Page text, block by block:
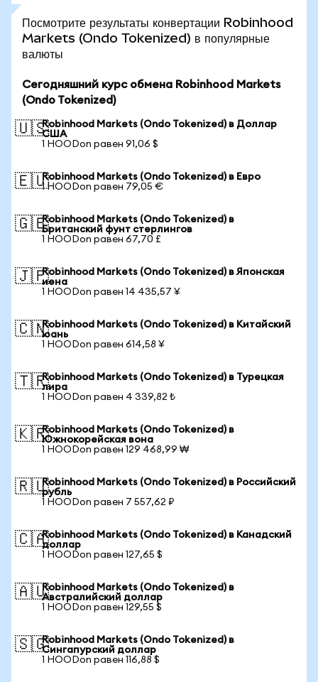
Посмотрите результаты конвертации Robinhood
Markets (Ondo Tokenized) в популярные
валюты
Сегодняшний курс обмена Robinhood Markets
(Ondo Tokenized)
🇺🇸Robinhood Markets (Ondo Tokenized) в Доллар
США
1 HOODon равен 91,06 $
🇪🇺Robinhood Markets (Ondo Tokenized) в Евро
1 HOODon равен 79,05 €
🇬🇧Robinhood Markets (Ondo Tokenized) в
Британский фунт стерлингов
1 HOODon равен 67,70 £
🇯🇵Robinhood Markets (Ondo Tokenized) в Японская
иена
1 HOODon равен 14 435,57 ¥
🇨🇳Robinhood Markets (Ondo Tokenized) в Китайский
юань
1 HOODon равен 614,58 ¥
🇹🇷Robinhood Markets (Ondo Tokenized) в Турецкая
лира
1 HOODon равен 4 339,82 ₺
🇰🇷Robinhood Markets (Ondo Tokenized) в
Южнокорейская вона
1 HOODon равен 129 468,99 ₩
🇷🇺Robinhood Markets (Ondo Tokenized) в Российский
рубль
1 HOODon равен 7 557,62 ₽
🇨🇦Robinhood Markets (Ondo Tokenized) в Канадский
доллар
1 HOODon равен 127,65 $
🇦🇺Robinhood Markets (Ondo Tokenized) в
Австралийский доллар
1 HOODon равен 129,55 $
🇸🇬Robinhood Markets (Ondo Tokenized) в
Сингапурский доллар
1 HOODon равен 116,88 $